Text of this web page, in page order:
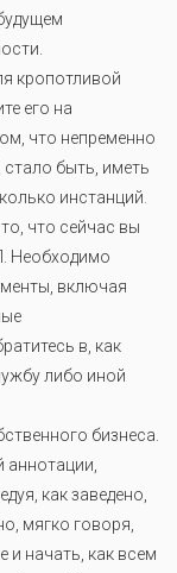
кропотливой
его на
что непременно
стало быть, иметь
инстанций
что сейчас вы
Необходимо
включая
в, как
либо иной
бизнеса.
аннотации,
как заведено,
мягко говоря,
и начать, как всем